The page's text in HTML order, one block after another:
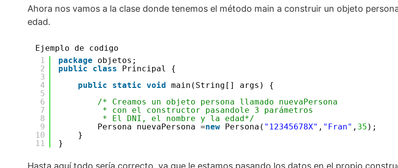
Ahora nos vamos a la clase donde tenemos el método main a construir un objeto
edad.
Ejemplo de codigo
1
2
3
4
5
6
7
8
9
10
11
package
objetos;
public
class
Principal {
public
static void main(String[] args) {
/* Creamos un objeto persona llamado nuevaPersona
* con el constructor pasandole 3 parámetros
* El DNI, el nombre y la edad*/
Persona nuevaPersona =new Persona( "12345678X" , "Fran" , 35 );
}
}
Hasta aquí todo sería correcto, ya que le estamos pasando los datos en el propio